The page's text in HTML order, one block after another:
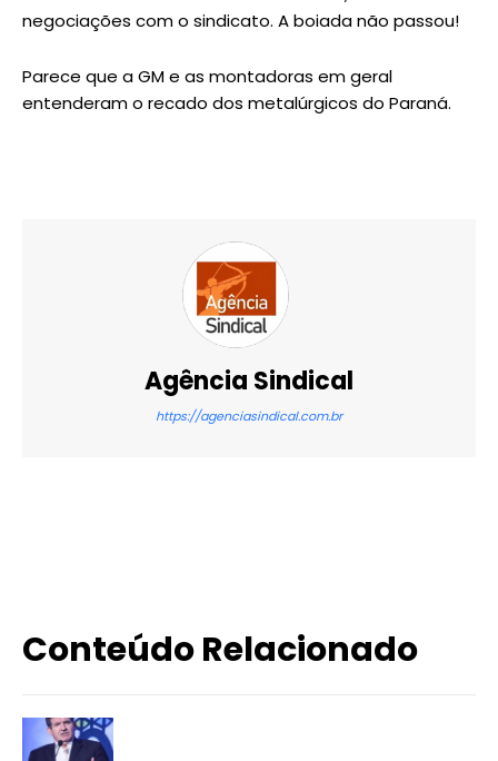
negociações com o sindicato. A boiada não passou!
Parece que a GM e as montadoras em geral
entenderam o recado dos metalúrgicos do Paraná.
Agência Sindical
https://agenciasindical.com.br
Conteúdo Relacionado